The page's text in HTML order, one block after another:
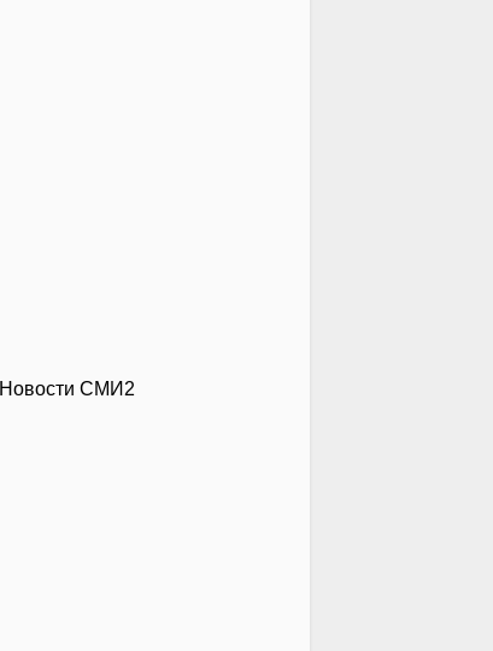
Новости СМИ2